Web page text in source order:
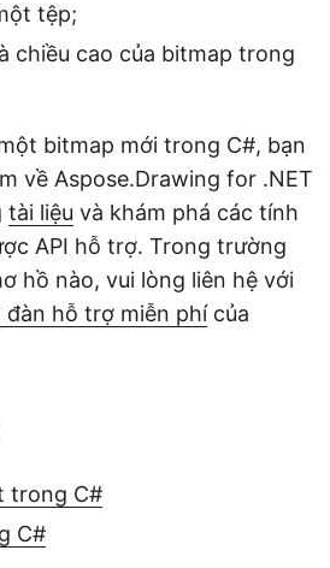
tệp;
chiều cao của bitmap trong
bitmap mới trong C#, bạn
về Aspose.Drawing for .NET
tài liệu và khám phá các tính
API hỗ trợ. Trong trường
hồ nào, vui lòng liên hệ với
đàn hỗ trợ miễn phícủa
trong C#
C#